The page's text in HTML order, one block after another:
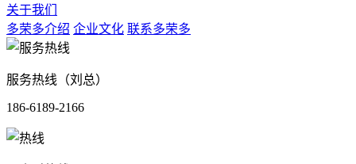
关于我们
多荣多介绍 企业文化 联系多荣多
服务热线（刘总）
186-6189-2166